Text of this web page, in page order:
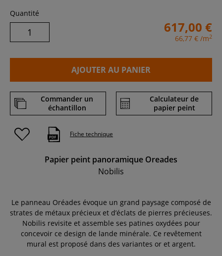
Quantité
617,00 €
66,77 € /m2
AJOUTER AU PANIER
Commander un
échantillon
Calculateur de
papier peint
Fiche technique
Papier peint panoramique Oreades
Nobilis
Le panneau Oréades évoque un grand paysage composé de
strates de métaux précieux et d’éclats de pierres précieuses.
Nobilis revisite et assemble ses patines oxydées pour
concevoir ce design de lande minérale. Ce revêtement
mural est proposé dans des variantes or et argent.